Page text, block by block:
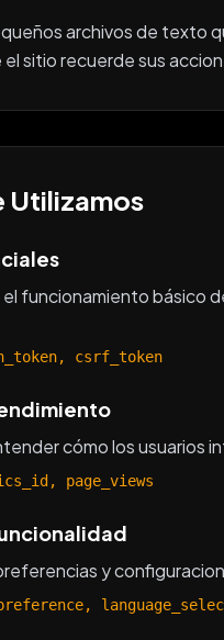
archivos de texto
sitio recuerde sus
Utilizamos
el funcionamiento básico
csrf_token
cómo los usuarios
page_views
y